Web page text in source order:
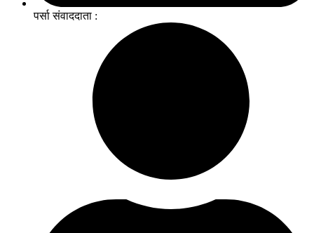
पर्सा संवाददाता :